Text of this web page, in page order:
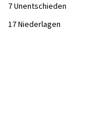
7 Unentschieden
17 Niederlagen